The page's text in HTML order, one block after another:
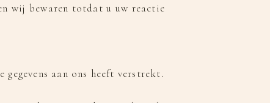
wij bewaren totdat u uw reactie
aan ons heeft verstrekt.